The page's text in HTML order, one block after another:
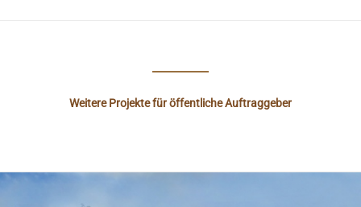
Weitere Projekte für öffentliche Auftraggeber